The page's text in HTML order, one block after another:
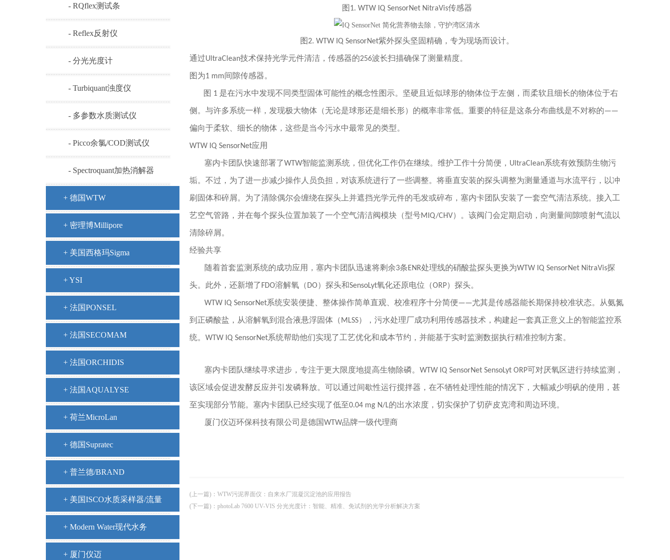
- RQflex测试条
- Reflex反射仪
- 分光光度计
- Turbiquant浊度仪
- 多参数水质测试仪
- Picco余氯/COD测试仪
- Spectroquant加热消解器
+ 德国WTW
+ 密理博Millipore
+ 美国西格玛Sigma
+ YSI
+ 法国PONSEL
+ 法国SECOMAM
+ 法国ORCHIDIS
+ 法国AQUALYSE
+ 荷兰MicroLan
+ 德国Supratec
+ 普兰德/BRAND
+ 美国ISCO水质采样器/流量
计
+ Modern Water现代水务
+ 厦门仪迈
图1. WTW IQ SensorNet NitraVis传感器
图2. WTW IQ SensorNet紫外探头坚固精确，专为现场而设计。
通过UltraClean技术保持光学元件清洁，传感器的256波长扫描确保了测量精度。
图为1 mm间隙传感器。
图 1 是在污水中发现不同类型固体可能性的概念性图示。坚硬且近似球形的物体位于左侧，而柔软且细长的物体位于右
侧。与许多系统一样，发现极大物体（无论是球形还是细长形）的概率非常低。重要的特征是这条分布曲线是不对称的——
偏向于柔软、细长的物体，这些是当今污水中最常见的类型。
WTW IQ SensorNet应用
塞内卡团队快速部署了WTW智能监测系统，但优化工作仍在继续。维护工作十分简便，UltraClean系统有效预防生物污
垢。不过，为了进一步减少操作人员负担，对该系统进行了一些调整。将垂直安装的探头调整为测量通道与水流平行，以冲
刷固体和碎屑。为了清除偶尔会缠绕在探头上并遮挡光学元件的毛发或碎布，塞内卡团队安装了一套空气清洁系统。接入工
艺空气管路，并在每个探头位置加装了一个空气清洁阀模块（型号MIQ/CHV）。该阀门会定期启动，向测量间隙喷射气流以
清除碎屑。
经验共享
随着首套监测系统的成功应用，塞内卡团队迅速将剩余3条ENR处理线的硝酸盐探头更换为WTW IQ SensorNet NitraVis探
头。此外，还新增了FDO溶解氧（DO）探头和SensoLyt氧化还原电位（ORP）探头。
WTW IQ SensorNet系统安装便捷、整体操作简单直观、校准程序十分简便——尤其是传感器能长期保持校准状态。从氨氮
到正磷酸盐，从溶解氧到混合液悬浮固体（MLSS），污水处理厂成功利用传感器技术，构建起一套真正意义上的智能监控系
统。WTW IQ SensorNet系统帮助他们实现了工艺优化和成本节约，并能基于实时监测数据执行精准控制方案。
塞内卡团队继续寻求进步，专注于更大限度地提高生物除磷。WTW IQ SensorNet SensoLyt ORP可对厌氧区进行持续监测，
该区域会促进发酵反应并引发磷释放。可以通过间歇性运行搅拌器，在不牺牲处理性能的情况下，大幅减少明矾的使用，甚
至实现部分节能。塞内卡团队已经实现了低至0.04 mg N/L的出水浓度，切实保护了切萨皮克湾和周边环境。
厦门仪迈环保科技有限公司是德国WTW品牌一级代理商
(上一篇) ： WTW污泥界面仪：自来水厂混凝沉淀池的应用报告
(下一篇) ： photoLab 7600 UV-VIS 分光光度计：智能、精准、免试剂的光学分析解决方案